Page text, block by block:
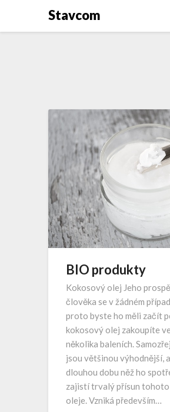
Stavcom
BIO produkty
Kokosový olej Jeho
člověka se v žádném
proto byste ho měli začít
kokosový olej zakoupíte
několika baleních.
jsou většinou výhodnější,
dlouhou dobu něž ho
zajistí trvalý přísun
oleje. Vzniká především…